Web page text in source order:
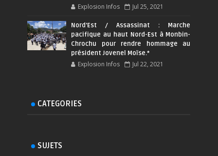
Explosion Infos Jul 25, 2021
Nord'Est / Assassinat : Marche
pacifique au haut Nord-Est à Monbin-
Chrochu pour rendre hommage au
président Jovenel Moïse.*
Explosion Infos Jul 22, 2021
CATEGORIES
SUJETS